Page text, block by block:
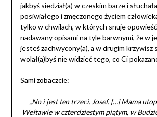
jakbyś siedział(a) w czeskim barze i
posiwiałego i zmęczonego życiem
tylko w chwilach, w których snuje
nadawany opisami na tyle barwnymi, że w
jesteś zachwycony(a), a w drugim krzywisz
wolał(a)byś nie widzieć tego, co Ci
Sami zobaczcie:
„No i jest ten trzeci. Josef. […] Mama
Wełtawie w czterdziestym piątym, w